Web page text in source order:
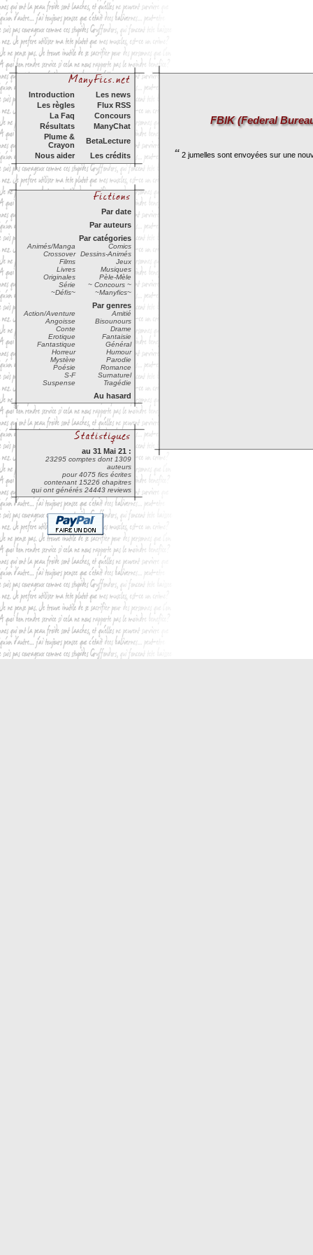
Introduction
Les news
Les règles
Flux RSS
La Faq
Concours
Résultats
ManyChat
Plume &
Crayon
BetaLecture
Nous aider
Les crédits
Par date
Par auteurs
Par catégories
Animés/Manga
Comics
Crossover
Dessins-Animés
Films
Jeux
Livres
Musiques
Originales
Pèle-Mèle
Série
~ Concours ~
~Défis~
~Manyfics~
Par genres
Action/Aventure
Amitié
Angoisse
Bisounours
Conte
Drame
Erotique
Fantaisie
Fantastique
Général
Horreur
Humour
Mystère
Parodie
Poésie
Romance
S-F
Surnaturel
Suspense
Tragédie
Au hasard
au 31 Mai 21 :
23295 comptes dont 1309
auteurs
pour 4075 fics écrites
contenant 15226 chapitres
qui ont générés 24443 reviews
FBIK (Federal
“ 2 jumelles sont envoyées sur une